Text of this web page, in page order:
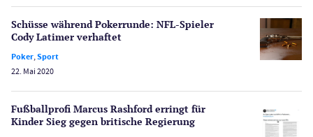
Schlagzeilen
Spiele
Spielerschutz
Merkur Casinos
Casino Testberichte
Schüsse während Pokerrunde: NFL-Spieler
Cody Latimer verhaftet
Poker,Sport
22. Mai 2020
Fußballprofi Marcus Rashford erringt für
Kinder Sieg gegen britische Regierung